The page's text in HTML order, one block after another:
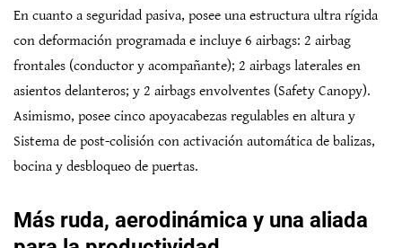
En cuanto a seguridad pasiva, posee una estructura ultra rígida
con deformación programada e incluye 6 airbags: 2 airbag
frontales (conductor y acompañante); 2 airbags laterales en
asientos delanteros; y 2 airbags envolventes (Safety Canopy).
Asimismo, posee cinco apoyacabezas regulables en altura y
Sistema de post-colisión con activación automática de balizas,
bocina y desbloqueo de puertas.
Más ruda, aerodinámica y una aliada